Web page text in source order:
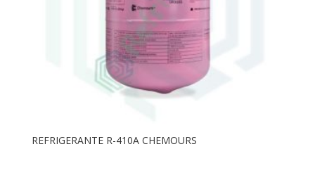
REFRIGERANTE R-410A CHEMOURS